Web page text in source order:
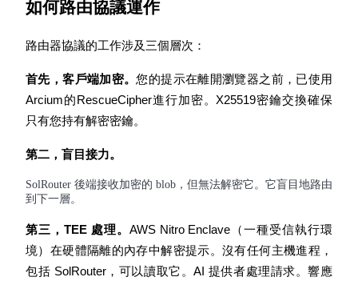
理財
使您的資產穩定增值
如何路由協議運作
路由器協議的工作涉及三個層次：
首先，客戶端加密。您的提示在離開瀏覽器之前，已使用
Arcium的RescueCipher進行加密。X25519密鑰交換確保
只有您持有解密密鑰。
第二，盲目接力。
SolRouter 後端接收加密的 blob，但無法解密它。它盲目地路由
到下一層。
第三，TEE 處理。 AWS Nitro Enclave（一種受信執行環
境）在硬體隔離的內存中解密提示。沒有任何主機進程，
包括 SolRouter，可以讀取它。AI 提供者處理請求。響應